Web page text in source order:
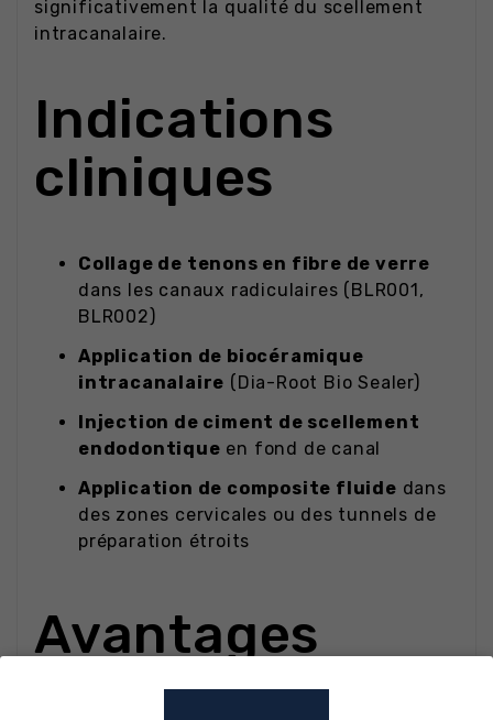
significativement la qualité du scellement
intracanalaire.
Indications
cliniques
Collage de tenons en fibre de verre
dans les canaux radiculaires (BLR001,
BLR002)
Application de biocéramique
intracanalaire (Dia-Root Bio Sealer)
Injection de ciment de scellement
endodontique en fond de canal
Application de composite fluide dans
des zones cervicales ou des tunnels de
préparation étroits
Avantages
techniques